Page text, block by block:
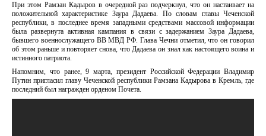
При этом Рамзан Кадыров в очередной раз подчеркнул, что он настаивает на
положительной характеристике Заура Дадаева. По словам главы Чеченской
республики, в последнее время западными средствами массовой информации
была развернута активная кампания в связи с задержанием Заура Дадаева,
бывшего военнослужащего ВВ МВД РФ. Глава Чечни отметил, что он говорил
об этом раньше и повторяет снова, что Дадаева он знал как настоящего воина и
истинного патриота.
Напомним, что ранее, 9 марта, президент Российской Федерации Владимир
Путин пригласил главу Чеченской республики Рамзана Кадырова в Кремль, где
последний был награжден орденом Почета.